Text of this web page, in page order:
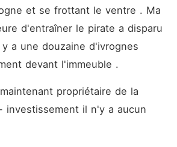
et se frottant le ventre . Ma
d'entraîner le pirate a disparu
a une douzaine d'ivrognes
devant l'immeuble .
propriétaire de la
investissement il n'y a aucun